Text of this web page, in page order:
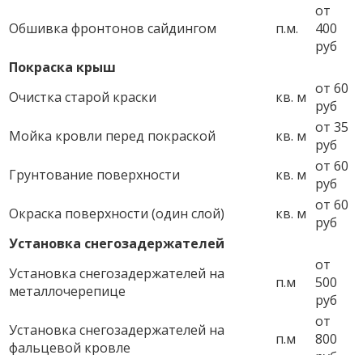
Обшивка фронтонов сайдингом п.м.
от
400
руб
Покраска крыш
Очистка старой краски
кв. м от 60
руб
Мойка кровли перед покраской
кв. м от 35
руб
Грунтование поверхности
кв. м от 60
руб
Окраска поверхности (один слой)
кв. м от 60
руб
Установка снегозадержателей
Установка снегозадержателей на
металлочерепице
п.м
от
500
руб
Установка снегозадержателей на
фальцевой кровле
п.м
от
800